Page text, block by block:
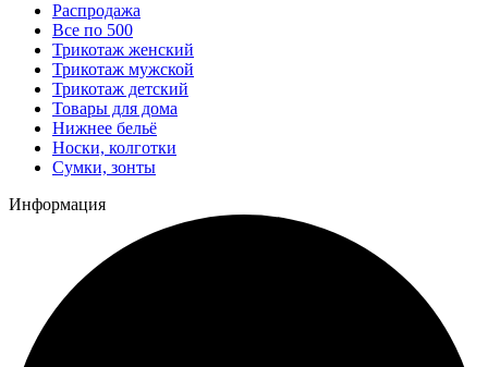
Распродажа
Все по 500
Трикотаж женский
Трикотаж мужской
Трикотаж детский
Товары для дома
Нижнее бельё
Носки, колготки
Сумки, зонты
Информация